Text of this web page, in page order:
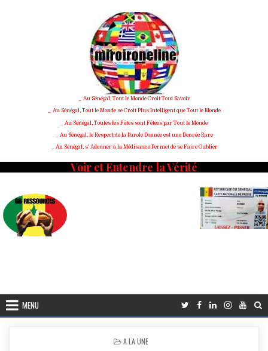
_ Au Sénégal, Tout le Monde Croit Tout Savoir
_ Au Sénégal, Tout le Monde se Croit Plus Intelligent que Tout le Monde
_ Au Sénégal, Toutes les Fêtes sont Fêtées par Tout le Monde
_ Au Sénégal, le Respect de la Parole Donnée est une Denrée Rare
_ Au Sénégal, s' Adonner à la Médisance Permet de se Faire Oublier
Voir et Entendre la Vérité
MENU
POSTED
A LA UNE